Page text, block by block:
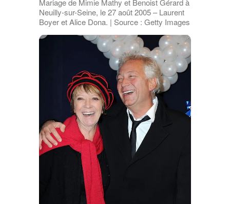
Mariage de Mimie Mathy et Benoist Gérard à
Neuilly-sur-Seine, le 27 août 2005 – Laurent
Boyer et Alice Dona. | Source : Getty Images